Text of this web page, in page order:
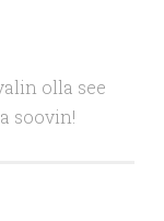
olla see
soovin!